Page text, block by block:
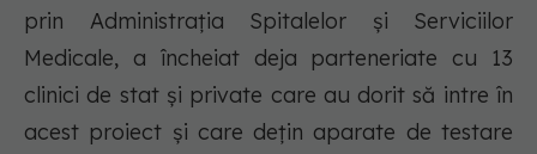
prin Administrația Spitalelor și Serviciilor
Medicale, a încheiat deja parteneriate cu 13
clinici de stat și private care au dorit să intre în
acest proiect și care dețin aparate de testare